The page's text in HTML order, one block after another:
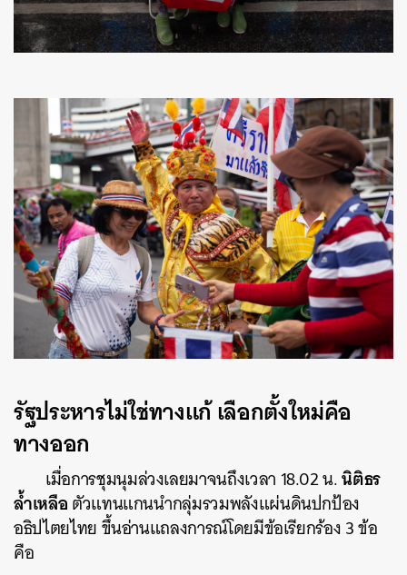
รัฐประหารไม่ใช่ทางแก้ เลือกตั้งใหม่คือ
ทางออก
เมื่อการชุมนุมล่วงเลยมาจนถึงเวลา 18.02 น.นิติธร
ล้ำเหลือตัวแทนแกนนำกลุ่มรวมพลังแผ่นดินปกป้อง
อธิปไตยไทย ขึ้นอ่านแถลงการณ์โดยมีข้อเรียกร้อง 3 ข้อ
คือ
ค้นหา